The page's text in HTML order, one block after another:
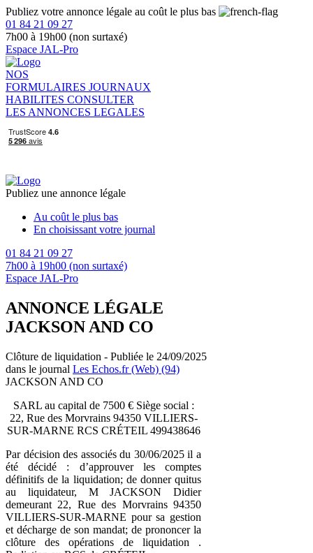
Publiez votre annonce légale au coût le plus bas
01 84 21 09 27
7h00 à 19h00 (non surtaxé)
Espace JAL-Pro
NOS
FORMULAIRES JOURNAUX
HABILITES CONSULTER
LES ANNONCES LEGALES
Publiez une annonce légale
Au coût le plus bas
En choisissant votre journal
01 84 21 09 27
7h00 à 19h00 (non surtaxé)
Espace JAL-Pro
ANNONCE LÉGALE
JACKSON AND CO
Clôture de liquidation - Publiée le 24/09/2025
dans le journal Les Echos.fr (Web) (94)
JACKSON AND CO
SARL au capital de 7500 € Siège social :
22, Rue des Morvrains 94350 VILLIERS-
SUR-MARNE RCS CRÉTEIL 499438646
Par décision des associés du 30/06/2025 il a
été décidé : d’approuver les comptes
définitifs de la liquidation; de donner quitus
au liquidateur, M JACKSON Didier
demeurant 22, Rue des Morvrains 94350
VILLIERS-SUR-MARNE pour sa gestion
et décharge de son mandat; de prononcer la
clôture des opérations de liquidation .